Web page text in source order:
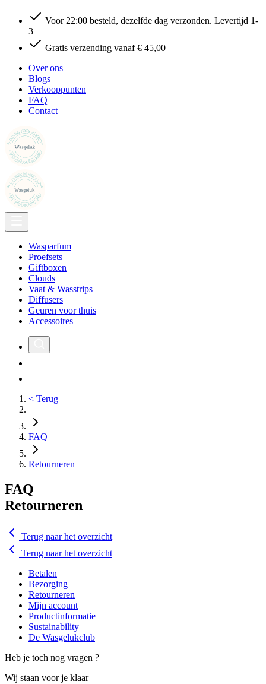
Voor 22:00 besteld, dezelfde dag verzonden. Levertijd 1-
3
Gratis verzending vanaf € 45,00
Over ons
Blogs
Verkooppunten
FAQ
Contact
Wasparfum
Proefsets
Giftboxen
Clouds
Vaat & Wasstrips
Diffusers
Geuren voor thuis
Accessoires
< Terug
FAQ
Retourneren
FAQ
Retourneren
Terug naar het overzicht
Terug naar het overzicht
Betalen
Bezorging
Retourneren
Mijn account
Productinformatie
Sustainability
De Wasgelukclub
Heb je toch nog vragen ?
Wij staan voor je klaar